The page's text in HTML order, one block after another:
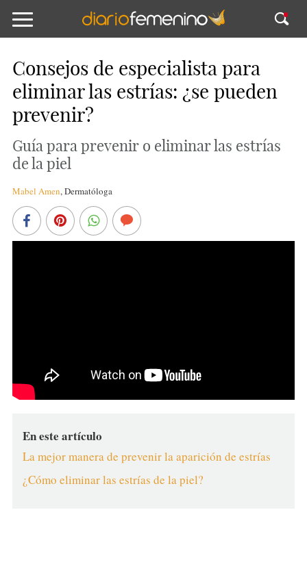
Consejos de especialista para
eliminar las estrías: ¿se pueden
prevenir?
Guía para prevenir o eliminar las estrías
de la piel
Mabel Amen,Dermatóloga
En este artículo
La mejor manera de prevenir la aparición de estrías
¿Cómo eliminar las estrías de la piel?